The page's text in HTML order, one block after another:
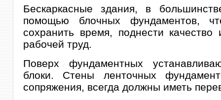
Бескаркасные здания, в
помощью блочных фундаментов,
сохранить время, поднести
рабочей труд.
Поверх фундаментных
блоки. Стены ленточных
сопряжения, всегда должны иметь